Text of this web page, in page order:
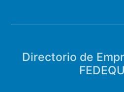
Directorio de